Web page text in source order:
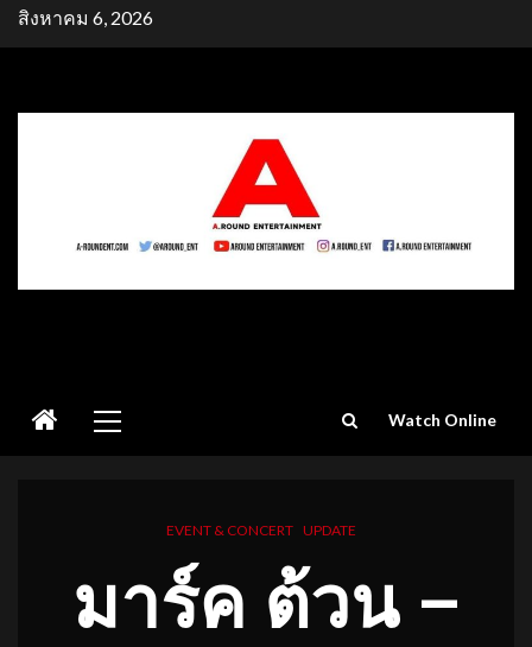
Skipสิงหาคม 6, 2026
Menu
Watch Online
EVENT & CONCERT UPDATE
มาร์ค ต้วน –